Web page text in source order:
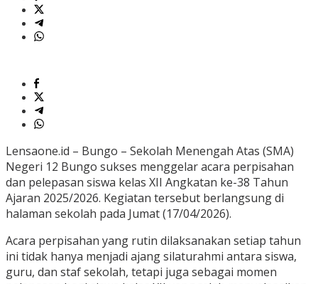
Lensaone.id – Bungo – Sekolah Menengah Atas (SMA)
Negeri 12 Bungo sukses menggelar acara perpisahan
dan pelepasan siswa kelas XII Angkatan ke-38 Tahun
Ajaran 2025/2026. Kegiatan tersebut berlangsung di
halaman sekolah pada Jumat (17/04/2026).
Acara perpisahan yang rutin dilaksanakan setiap tahun
ini tidak hanya menjadi ajang silaturahmi antara siswa,
guru, dan staf sekolah, tetapi juga sebagai momen